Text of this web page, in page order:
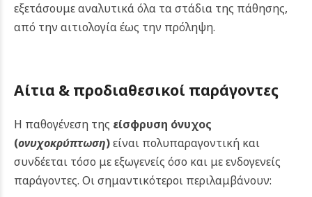
εξετάσουμε αναλυτικά όλα τα στάδια της πάθησης,
από την αιτιολογία έως την πρόληψη.
Αίτια & προδιαθεσικοί παράγοντες
Η παθογένεση της είσφρυση όνυχος
(ονυχοκρύπτωση)είναι πολυπαραγοντική και
συνδέεται τόσο με εξωγενείς όσο και με ενδογενείς
παράγοντες. Οι σημαντικότεροι περιλαμβάνουν: